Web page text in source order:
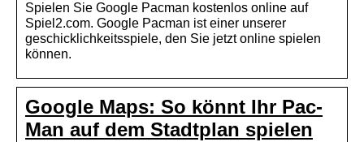
Spielen Sie Google Pacman kostenlos online auf
Spiel2.com. Google Pacman ist einer unserer
geschicklichkeitsspiele, den Sie jetzt online spielen
können.
Google Maps: So könnt Ihr Pac-
Man auf dem Stadtplan spielen